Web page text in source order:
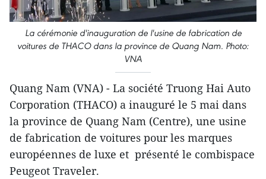
La cérémonie d'inauguration de l'usine de fabrication de
voitures de THACO dans la province de Quang Nam. Photo:
VNA
Quang Nam (VNA) - La société Truong Hai Auto
Corporation (THACO) a inauguré le 5 mai dans
la province de Quang Nam (Centre), une usine
de fabrication de voitures pour les marques
européennes de luxe et présenté le combispace
Peugeot Traveler.